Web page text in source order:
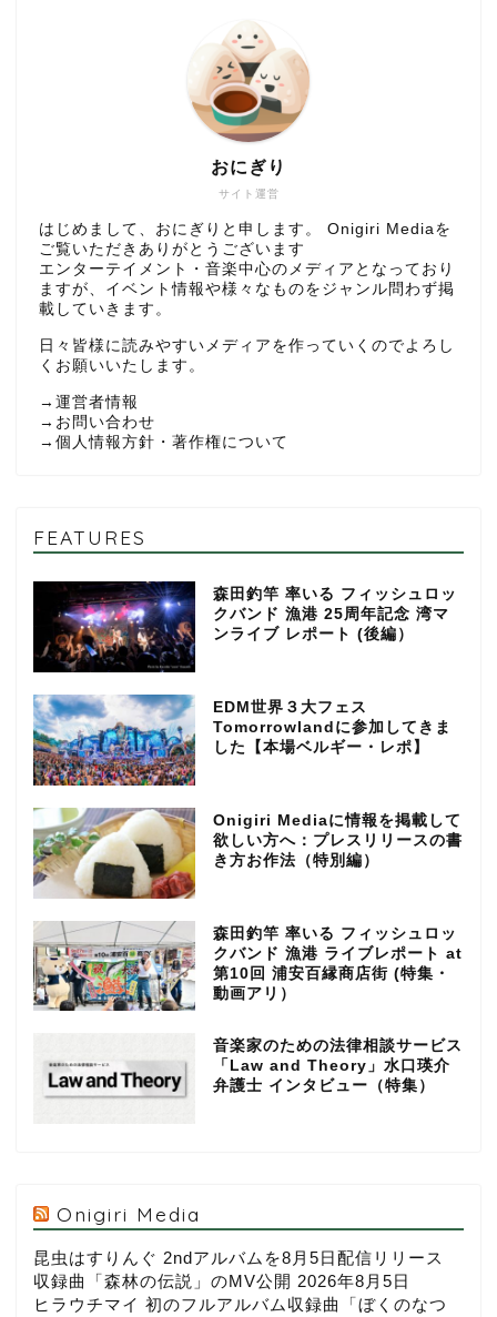
サイト運営
おにぎり
はじめまして、おにぎりと申します。 Onigiri Mediaを
ご覧いただきありがとうございます
エンターテイメント・音楽中心のメディアとなっており
ますが、イベント情報や様々なものをジャンル問わず掲
載していきます。
日々皆様に読みやすいメディアを作っていくのでよろし
くお願いいたします。
→ 運営者情報
→ お問い合わせ
→ 個人情報方針・著作権について
FEATURES
森田釣竿 率いる フィッシュロッ
クバンド 漁港 25周年記念 湾マ
ンライブ レポート (後編）
EDM世界３大フェス
Tomorrowlandに参加してきま
した【本場ベルギー・レポ】
Onigiri Mediaに情報を掲載して
欲しい方へ：プレスリリースの書
き方お作法（特別編）
森田釣竿 率いる フィッシュロッ
クバンド 漁港 ライブレポート at
第10回 浦安百縁商店街 (特集・
動画アリ）
音楽家のための法律相談サービス
「Law and Theory」水口瑛介
弁護士 インタビュー（特集）
Onigiri Media
昆虫はすりんぐ 2ndアルバムを8月5日配信リリース
収録曲「森林の伝説」のMV公開 2026年8月5日
ヒラウチマイ 初のフルアルバム収録曲「ぼくのなつ